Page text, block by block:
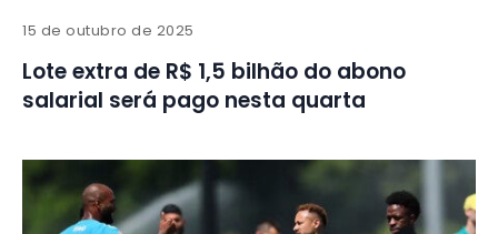
15 de outubro de 2025
Lote extra de R$ 1,5 bilhão do abono
salarial será pago nesta quarta